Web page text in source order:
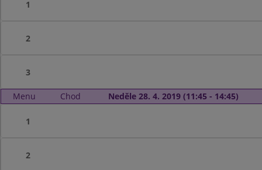
1
2
3
Menu Chod Neděle 28. 4. 2019 (11:45 - 14:45)
1
2